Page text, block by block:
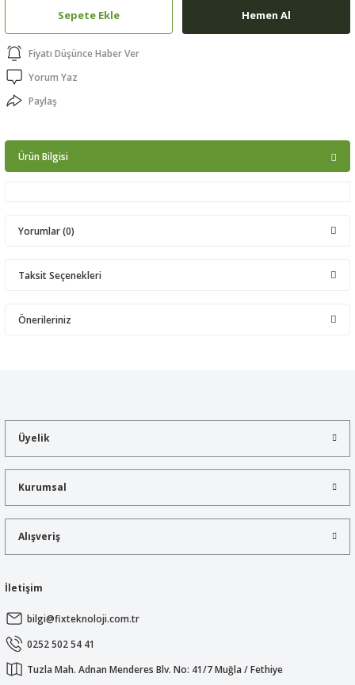
Sepete Ekle Hemen Al
Fiyatı Düşünce Haber Ver
Yorum Yaz
Paylaş
Ürün Bilgisi
Yorumlar (0)
Taksit Seçenekleri
Önerileriniz
Ürün açıklamasında eksik bilgiler bulunuyor.
Ürün bilgilerinde hatalar bulunuyor.
Bu ürüne benzer farklı alternatifler olmalı.
Üyelik
Kurumsal
Alışveriş
İletişim
bilgi@fixteknoloji.com.tr
0252 502 54 41
Tuzla Mah. Adnan Menderes Blv. No: 41/7 Muğla / Fethiye